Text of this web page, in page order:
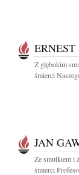
Z głębokim
śmierci
JAN
Ze smutkiem i
śmierci